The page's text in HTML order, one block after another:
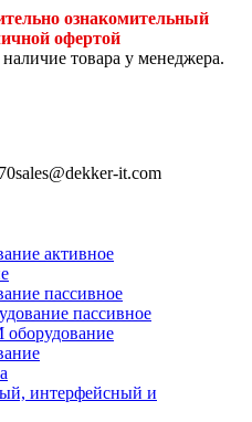
ознакомительный
офертой
товара у менеджера.
sales@dekker-it.com
активное
пассивное
пассивное
интерфейсный и